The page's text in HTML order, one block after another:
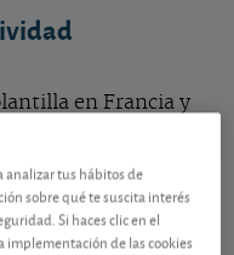
en Francia y
75,31 EUR
1 EUR (1,35 %)
analizar tus hábitos de
sobre qué te suscita interés
Si haces clic en el
implementación de las cookies